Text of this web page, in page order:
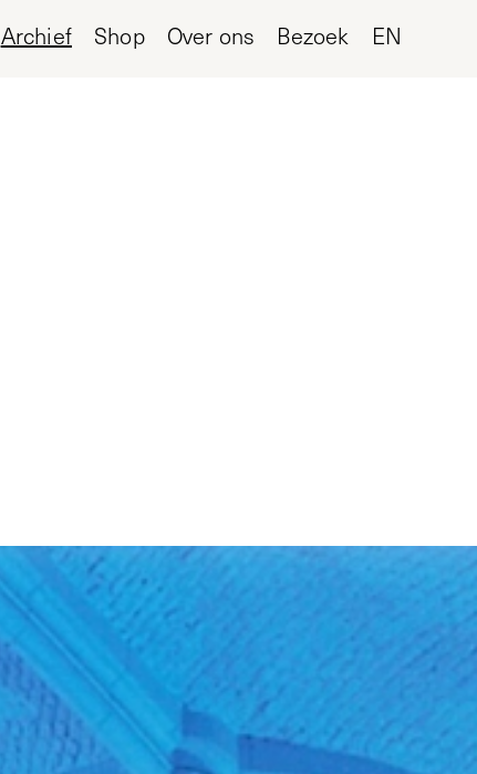
Archief Shop Over ons Bezoek EN